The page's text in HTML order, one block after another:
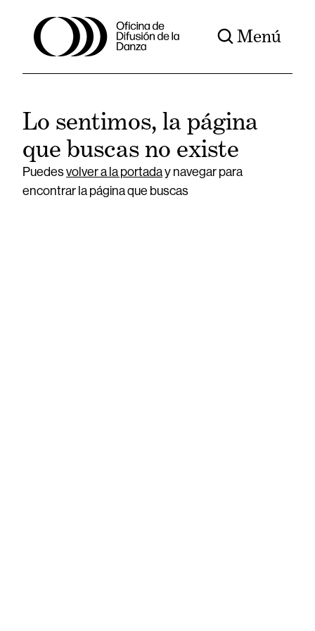
Menú
Lo sentimos, la página
que buscas no existe
Puedesvolver a la portaday navegar para
encontrar la página que buscas